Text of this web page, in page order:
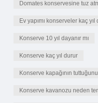
Domates konservesine tuz
Ev yapımı konserveler kaç yıl
Konserve 10 yıl dayanır mı
Konserve kaç yıl durur
Konserve kapağının
Konserve kavanozu neden